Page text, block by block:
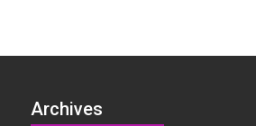
Archives